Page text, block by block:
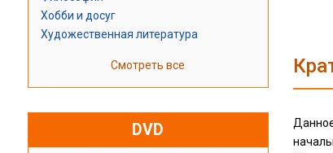
Хобби и досуг
Художественная литература
Смотреть все
DVD